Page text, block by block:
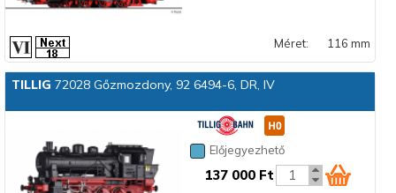
Méret: 116 mm
TILLIG 72028 Gőzmozdony, 92 6494-6, DR, IV
Előjegyezhető
137 000 Ft